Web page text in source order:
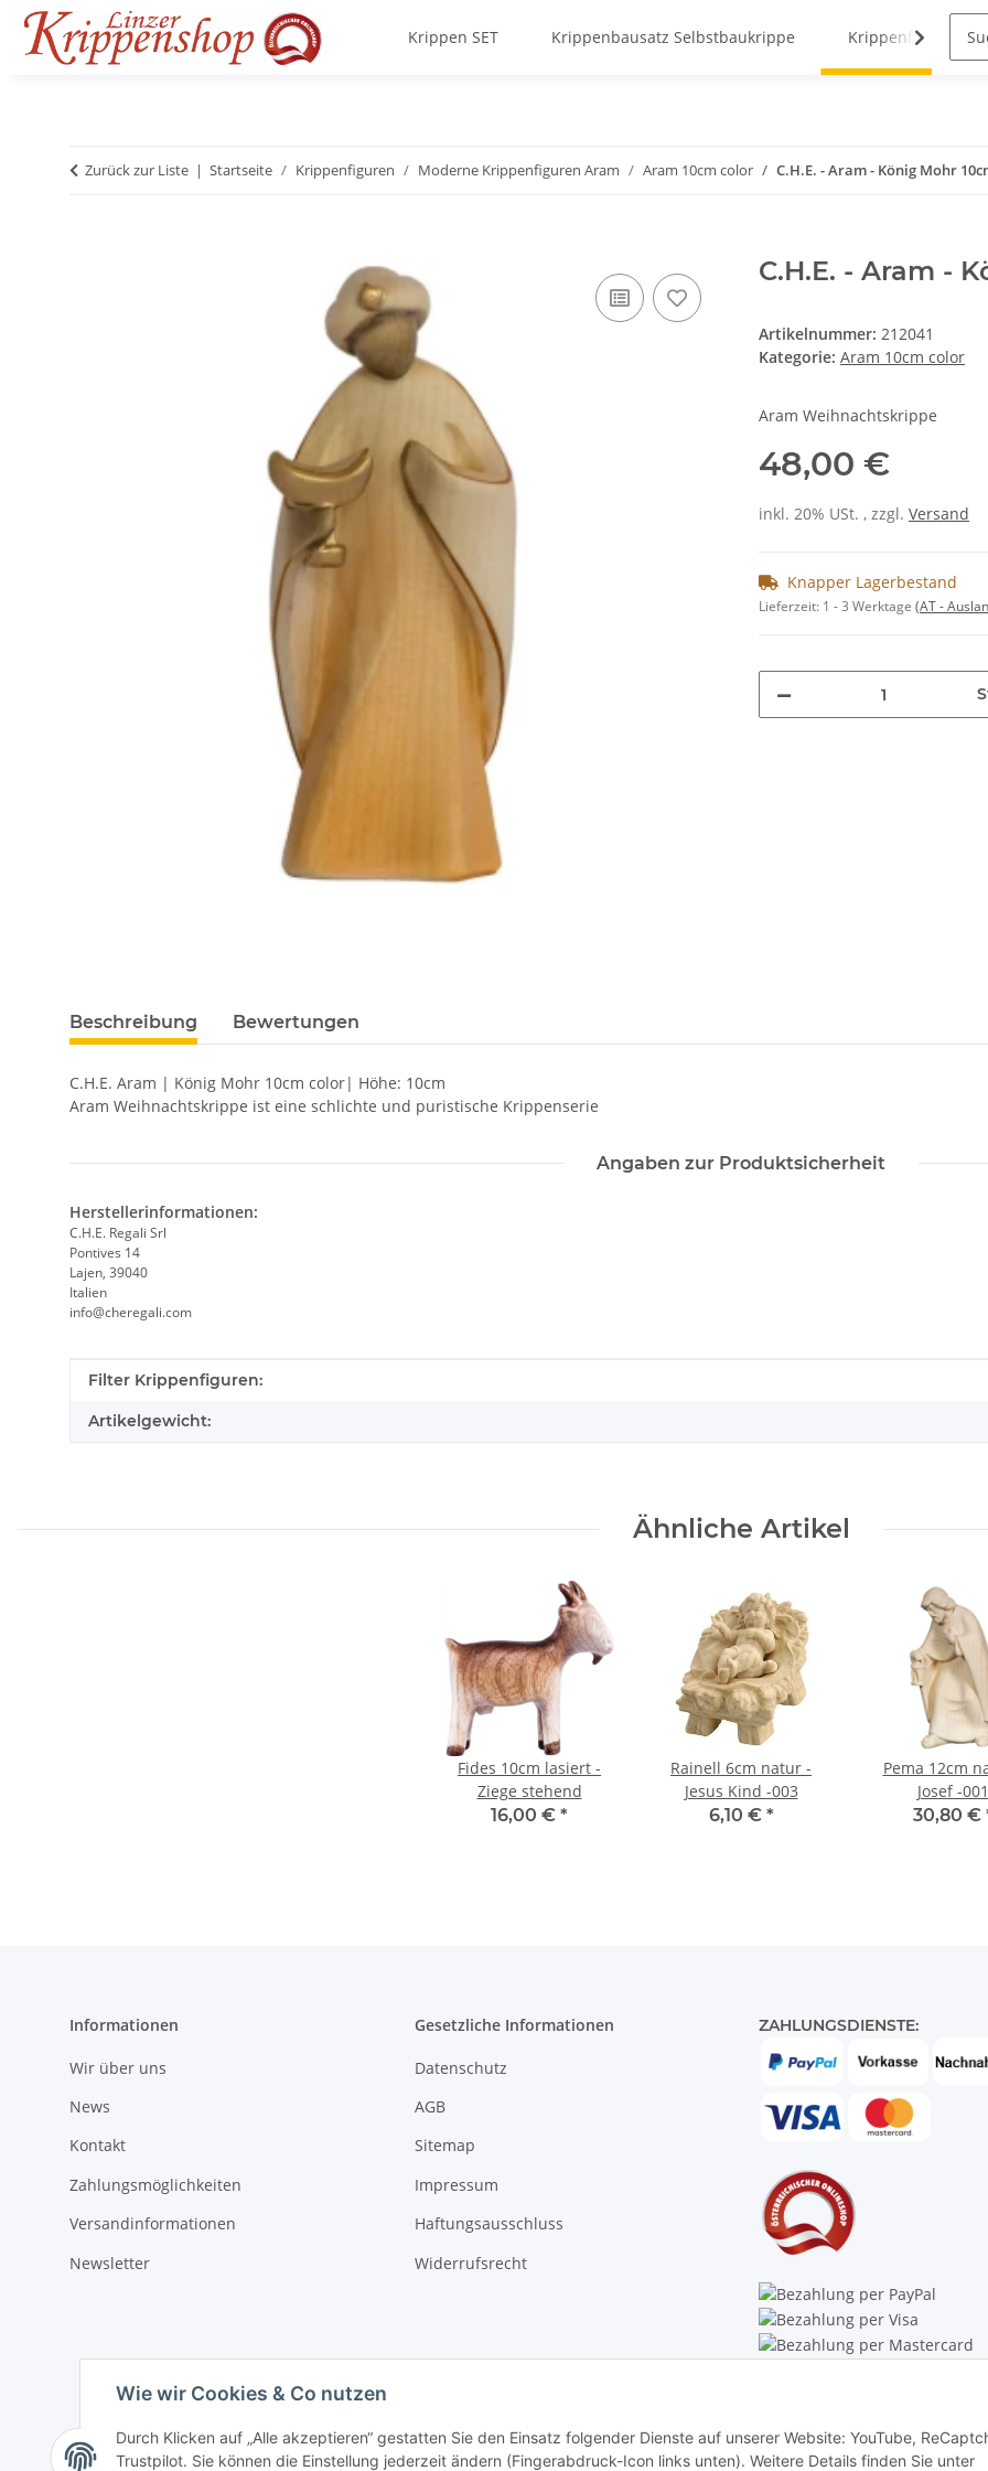
Wie wir Cookies & Co nutzen
Durch Klicken auf „Alle akzeptieren“ gestatten Sie den Einsatz folgender Dienste auf unserer Website: YouTube,
Trustpilot. Sie können die Einstellung jederzeit ändern (Fingerabdruck-Icon links unten). Weitere Details finden Sie unter
Krippen SET Krippenbausatz Selbstbaukrippe Krippenfiguren
Zurück zur Liste Startseite Krippenfiguren Moderne Krippenfiguren Aram Aram 10cm color C.H.E. - Aram - König Mohr
C.H.E. - Aram -
Artikelnummer: 212041
Kategorie: Aram 10cm color
Aram Weihnachtskrippe
48,00 €
inkl. 20% USt. , zzgl. Versand
Knapper Lagerbestand
Lieferzeit: 1 - 3 Werktage (AT -
Beschreibung Bewertungen
C.H.E. Aram | König Mohr 10cm color| Höhe: 10cm
Aram Weihnachtskrippe ist eine schlichte und puristische Krippenserie
Angaben zur Produktsicherheit
Herstellerinformationen:
C.H.E. Regali Srl
Pontives 14
Lajen, 39040
Italien
info@cheregali.com
Produkteigenschaft
Wert
Filter Krippenfiguren:
Artikelgewicht:
Ähnliche Artikel
Fides 10cm lasiert -
Ziege stehend
16,00 € *
Rainell 6cm natur -
Jesus Kind -003
6,10 € *
Pema 12cm
Josef -001
30,80 €
Informationen
Wir über uns
News
Kontakt
Zahlungsmöglichkeiten
Versandinformationen
Newsletter
Gesetzliche Informationen
Datenschutz
AGB
Sitemap
Impressum
Haftungsausschluss
Widerrufsrecht
ZAHLUNGSDIENSTE: